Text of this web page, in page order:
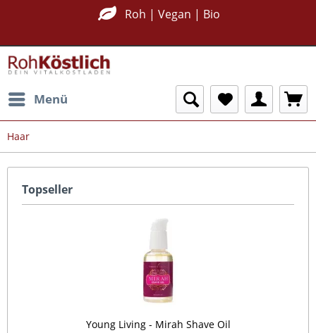
Roh | Vegan | Bio
Menü
Haar
Topseller
Young Living - Mirah Shave Oil